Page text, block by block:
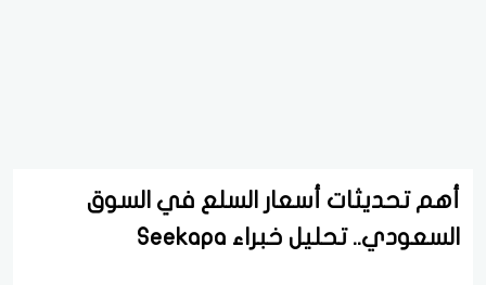
أهم تحديثات أسعار السلع في السوق
السعودي.. تحليل خبراء Seekapa